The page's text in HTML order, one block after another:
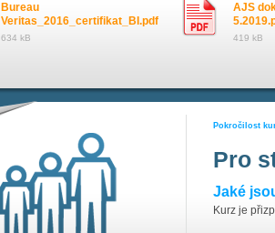
Bureau
Veritas_2016_certifikat_BI.pdf
634 kB
AJS
419 kB
Pokročilost
Pro
Jaké
Kurz je